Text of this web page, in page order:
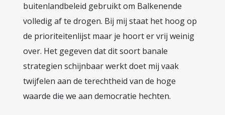
buitenlandbeleid gebruikt om Balkenende
volledig af te drogen. Bij mij staat het hoog op
de prioriteitenlijst maar je hoort er vrij weinig
over. Het gegeven dat dit soort banale
strategien schijnbaar werkt doet mij vaak
twijfelen aan de terechtheid van de hoge
waarde die we aan democratie hechten.